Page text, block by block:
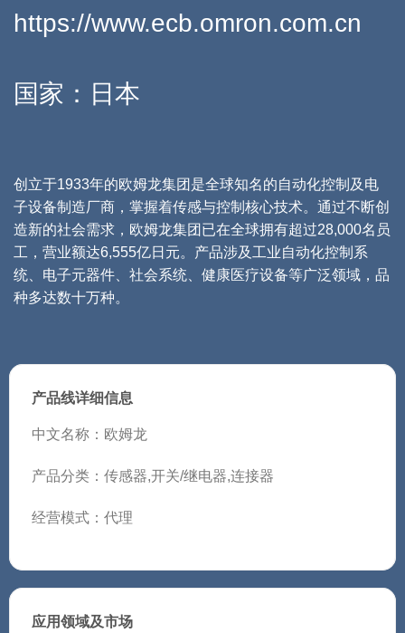
https://www.ecb.omron.com.cn
国家：日本
创立于1933年的欧姆龙集团是全球知名的自动化控制及电
子设备制造厂商，掌握着传感与控制核心技术。通过不断创
造新的社会需求，欧姆龙集团已在全球拥有超过28,000名员
工，营业额达6,555亿日元。产品涉及工业自动化控制系
统、电子元器件、社会系统、健康医疗设备等广泛领域，品
种多达数十万种。
产品线详细信息
中文名称：欧姆龙
产品分类：传感器,开关/继电器,连接器
经营模式：代理
应用领域及市场